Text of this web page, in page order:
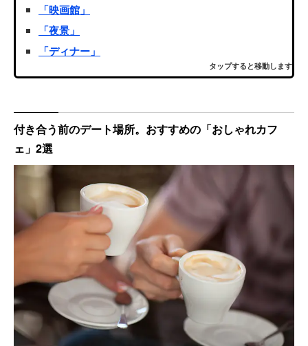
「映画館」
「夜景」
「ディナー」
タップすると移動します
付き合う前のデート場所。おすすめの「おしゃれカフ
ェ」2選